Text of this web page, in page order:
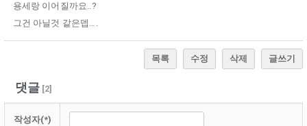
용세랑 이어질까요..?
그건 아닐것 같은뎁….
목록 수정 삭제 글쓰기
댓글[2]
작성자(*)